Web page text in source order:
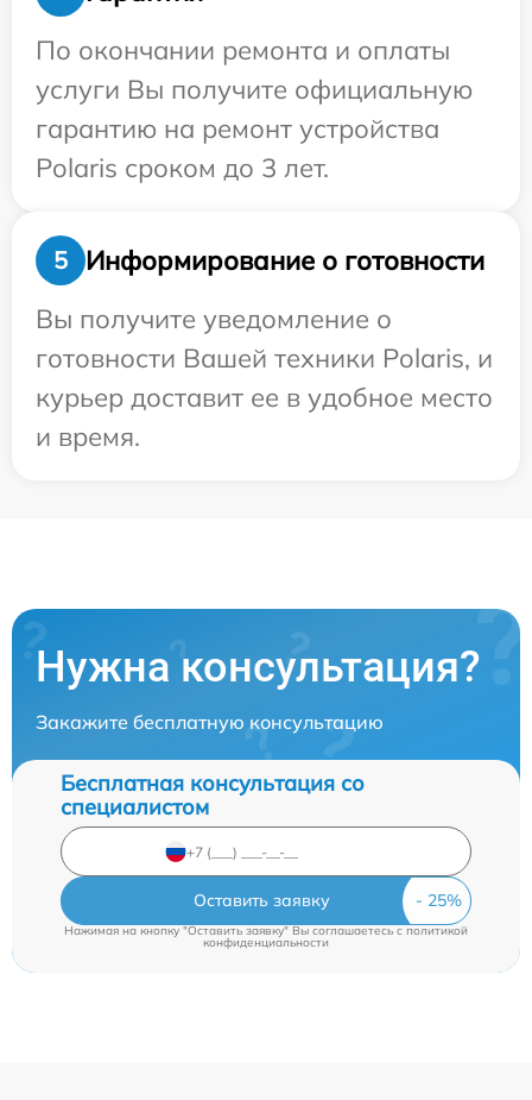
По окончании ремонта и оплаты
услуги Вы получите официальную
гарантию на ремонт устройства
Polaris сроком до 3 лет.
5
Информирование о готовности
Вы получите уведомление о
готовности Вашей техники Polaris, и
курьер доставит ее в удобное место
и время.
Нужна консультация?
Закажите бесплатную консультацию
Бесплатная консультация со
специалистом
Оставить заявку
Нажимая на кнопку "Оставить заявку" Вы соглашаетесь cполитикой
конфиденциальности